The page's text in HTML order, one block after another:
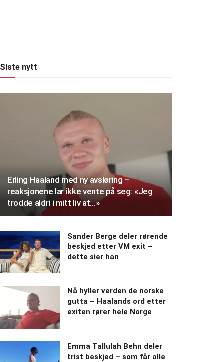
Siste nytt
Erling Haaland med ny avsløring –
reaksjonene lar ikke vente på seg: «Jeg
trodde aldri i mitt liv at…»
Sander Berge deler rørende
beskjed etter VM exit –
dette sier han
Nå hyller verden de norske
gutta – Haalands ord etter
exiten rører hele Norge
Emma Tallulah Behn deler
trist beskjed – som får alle